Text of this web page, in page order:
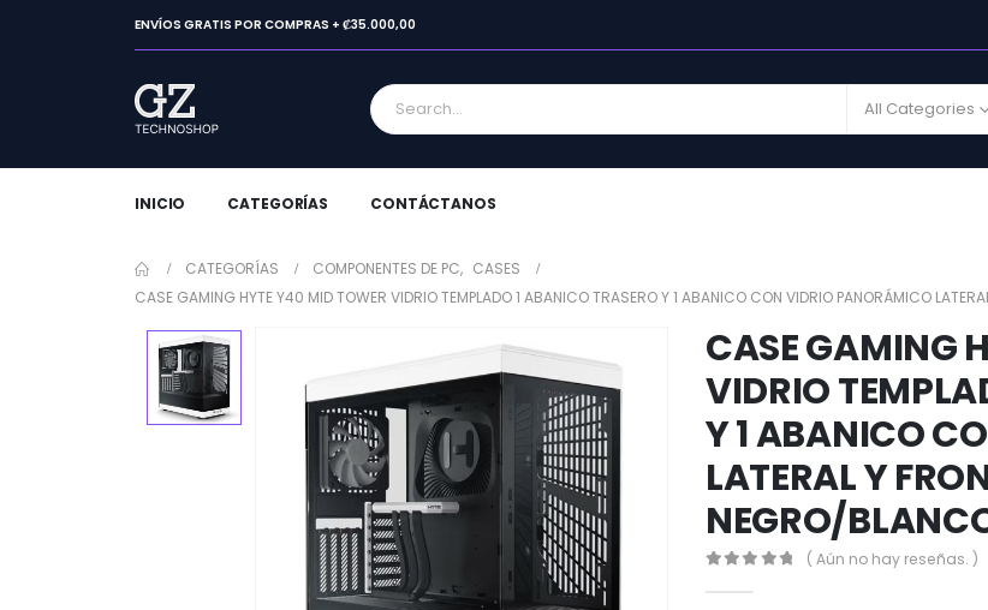
ENVÍOS GRATIS POR COMPRAS + ₡35.000,00
All Categories
INICIO CATEGORÍAS CONTÁCTANOS
CATEGORÍAS COMPONENTES DE PC, CASES
CASE GAMING HYTE Y40 MID TOWER VIDRIO TEMPLADO 1 ABANICO TRASERO Y 1 ABANICO CON VIDRIO PANORÁMICO
CASE GAMING
VIDRIO
Y 1 ABANICO
LATERAL Y
NEGRO/
( Aún no hay reseñas. )